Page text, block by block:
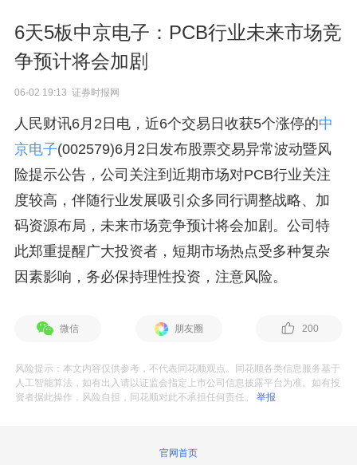
6天5板中京电子：PCB行业未来市场竞
争预计将会加剧
06-02 19:13 证券时报网
人民财讯6月2日电，近6个交易日收获5个涨停的中
京电子(002579)6月2日发布股票交易异常波动暨风
险提示公告，公司关注到近期市场对PCB行业关注
度较高，伴随行业发展吸引众多同行调整战略、加
码资源布局，未来市场竞争预计将会加剧。公司特
此郑重提醒广大投资者，短期市场热点受多种复杂
因素影响，务必保持理性投资，注意风险。
微信 朋友圈 200
风险提示：本文内容仅供参考，不代表同花顺观点。同花顺各类信息服务基于
人工智能算法，如有出入请以证监会指定上市公司信息披露平台为准。如有投
资者据此操作，风险自担，同花顺对此不承担任何责任。举报
官网首页